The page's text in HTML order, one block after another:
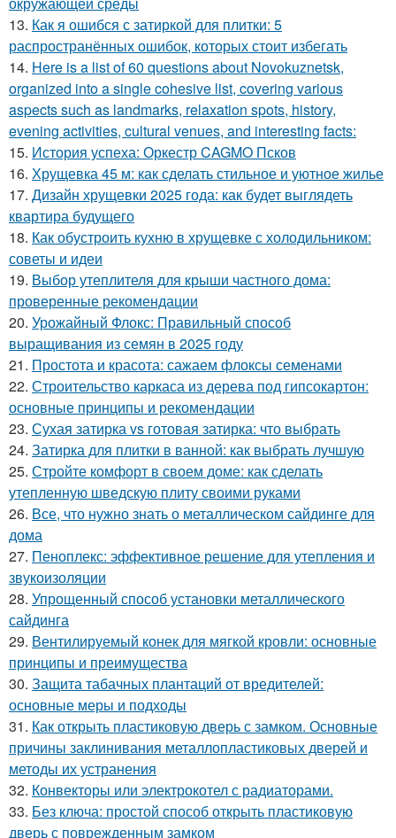
13. Как я ошибся с затиркой для плитки: 5
распространённых ошибок, которых стоит избегать
14. Here is a list of 60 questions about Novokuznetsk,
organized into a single cohesive list, covering various
aspects such as landmarks, relaxation spots, history,
evening activities, cultural venues, and interesting facts:
15. История успеха: Оркестр CAGMO Псков
16. Хрущевка 45 м: как сделать стильное и уютное жилье
17. Дизайн хрущевки 2025 года: как будет выглядеть
квартира будущего
18. Как обустроить кухню в хрущевке с холодильником:
советы и идеи
19. Выбор утеплителя для крыши частного дома:
проверенные рекомендации
20. Урожайный Флокс: Правильный способ
выращивания из семян в 2025 году
21. Простота и красота: сажаем флоксы семенами
22. Строительство каркаса из дерева под гипсокартон:
основные принципы и рекомендации
23. Сухая затирка vs готовая затирка: что выбрать
24. Затирка для плитки в ванной: как выбрать лучшую
25. Стройте комфорт в своем доме: как сделать
утепленную шведскую плиту своими руками
26. Все, что нужно знать о металлическом сайдинге для
дома
27. Пеноплекс: эффективное решение для утепления и
звукоизоляции
28. Упрощенный способ установки металлического
сайдинга
29. Вентилируемый конек для мягкой кровли: основные
принципы и преимущества
30. Защита табачных плантаций от вредителей:
основные меры и подходы
31. Как открыть пластиковую дверь с замком. Основные
причины заклинивания металлопластиковых дверей и
методы их устранения
32. Конвекторы или электрокотел с радиаторами.
33. Без ключа: простой способ открыть пластиковую
дверь с поврежденным замком